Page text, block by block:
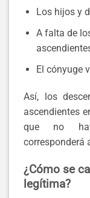
Los hijos y
A falta de
El cónyuge
Así, los
ascendientes
que no
corresponderá
¿Cómo se
legítima?